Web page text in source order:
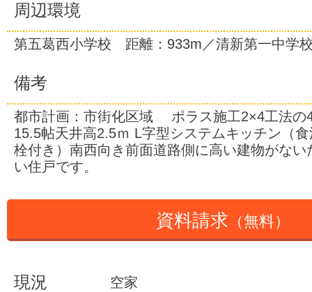
周辺環境
第五葛西小学校 距離：933m／清新第一中学
備考
都市計画：市街化区域 ポラス施工2×4工法の
15.5帖天井高2.5ｍ L字型システムキッチン（
栓付き）南西向き前面道路側に高い建物がない
い住戸です。
資料請求 （無料）
現況 空家